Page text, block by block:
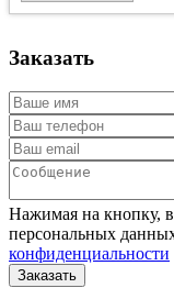
Заказать
Нажимая на кнопку,
персональных
конфиденциальности